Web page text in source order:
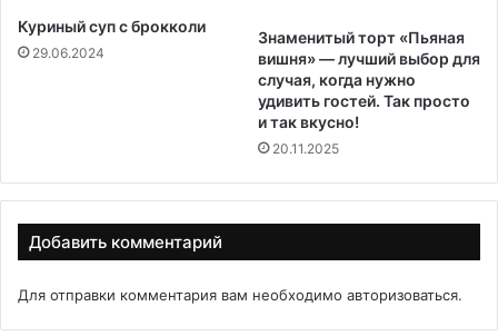
Куриный суп с брокколи
29.06.2024
Знаменитый торт «Пьяная
вишня» — лучший выбор для
случая, когда нужно
удивить гостей. Так просто
и так вкусно!
20.11.2025
Добавить комментарий
Для отправки комментария вам необходимо авторизоваться.